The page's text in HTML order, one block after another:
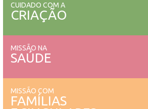
CUIDADO COM A
CRIAÇÃO
MISSÃO NA
SAÚDE
MISSÃO COM
FAMÍLIAS